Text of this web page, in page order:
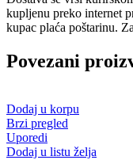
kupljenu preko internet
kupac plaća poštarinu.
Povezani
Dodaj u korpu
Brzi pregled
Uporedi
Dodaj u listu želja